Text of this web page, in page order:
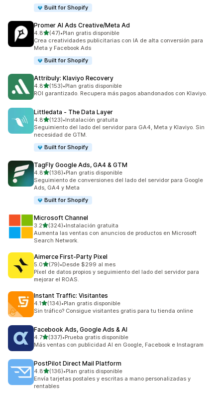
Built for Shopify
Promer AI Ads Creative/Meta Ad
4.8de 5 estrellas
(47)
47 reseñas en total
•Plan gratis disponible
Crea creatividades publicitarias con IA de alta conversión para
Meta y Facebook Ads
Built for Shopify
Attribuly: Klaviyo Recovery
4.8de 5 estrellas
(153)
153 reseñas en total
•Plan gratis disponible
ROI garantizado. Recupera más pagos abandonados con Klaviyo.
Littledata ‑ The Data Layer
4.8de 5 estrellas
(123)
123 reseñas en total
•Instalación gratuita
Seguimiento del lado del servidor para GA4, Meta y Klaviyo. Sin
necesidad de GTM.
Built for Shopify
TagFly Google Ads, GA4 & GTM
4.8de 5 estrellas
(136)
136 reseñas en total
•Plan gratis disponible
Seguimiento de conversiones del lado del servidor para Google
Ads, GA4 y Meta
Built for Shopify
Microsoft Channel
3.2de 5 estrellas
(324)
324 reseñas en total
•Instalación gratuita
Aumenta las ventas con anuncios de productos en Microsoft
Search Network.
Aimerce First‑Party Pixel
5.0de 5 estrellas
(79)
79 reseñas en total
•Desde $299 al mes
Píxel de datos propios y seguimiento del lado del servidor para
mejorar el ROAS.
Instant Traffic: Visitantes
4.1de 5 estrellas
(134)
134 reseñas en total
•Plan gratis disponible
Sin tráfico? Consigue visitantes gratis para tu tienda online
Facebook Ads, Google Ads & AI
4.7de 5 estrellas
(337)
337 reseñas en total
•Prueba gratis disponible
Más ventas con publicidad AI en Google, Facebook e Instagram
PostPilot Direct Mail Platform
4.8de 5 estrellas
(136)
136 reseñas en total
•Plan gratis disponible
Envía tarjetas postales y escritas a mano personalizadas y
rentables